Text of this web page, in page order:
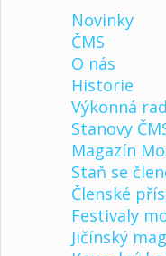
Novinky
ČMS
O nás
Historie
Výkonná
Stanovy
Magazín
Staň se
Členské
Festivaly
Jičínský